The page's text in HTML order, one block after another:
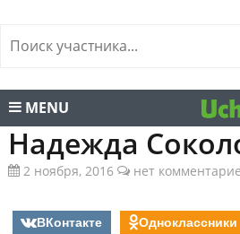
MENU
Надежда
2 ноября, 2016 нет
ВКонтакте Одноклассники